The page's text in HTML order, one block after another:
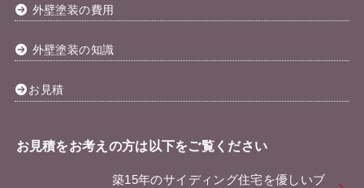
外壁塗装の費用
外壁塗装の知識
お見積
お見積をお考えの方は以下をご覧ください
築15年のサイディング住宅を優しいブ